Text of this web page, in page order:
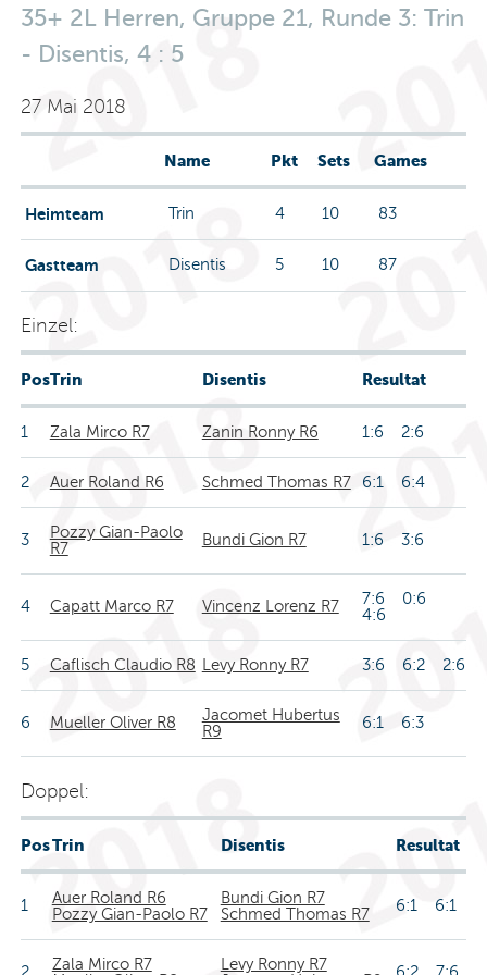
35+ 2L Herren, Gruppe 21, Runde 3: Trin
- Disentis, 4 : 5
27 Mai 2018
Name Pkt Sets Games
Heimteam Trin 4 10 83
Gastteam Disentis 5 10 87
Einzel:
PosTrin Disentis Resultat
1 Zala Mirco R7 Zanin Ronny R6 1:6 2:6
2 Auer Roland R6 Schmed Thomas R7 6:1 6:4
3
Pozzy Gian-Paolo
R7
Bundi Gion R7 1:6 3:6
4 Capatt Marco R7 Vincenz Lorenz R7
7:6 0:6
4:6
5 Caflisch Claudio R8 Levy Ronny R7 3:6 6:2 2:6
6 Mueller Oliver R8
Jacomet Hubertus
R9
6:1 6:3
Doppel:
PosTrin Disentis Resultat
1
Auer Roland R6
Pozzy Gian-Paolo R7
Bundi Gion R7
Schmed Thomas R7
6:1 6:1
Zala Mirco R7
Levy Ronny R7